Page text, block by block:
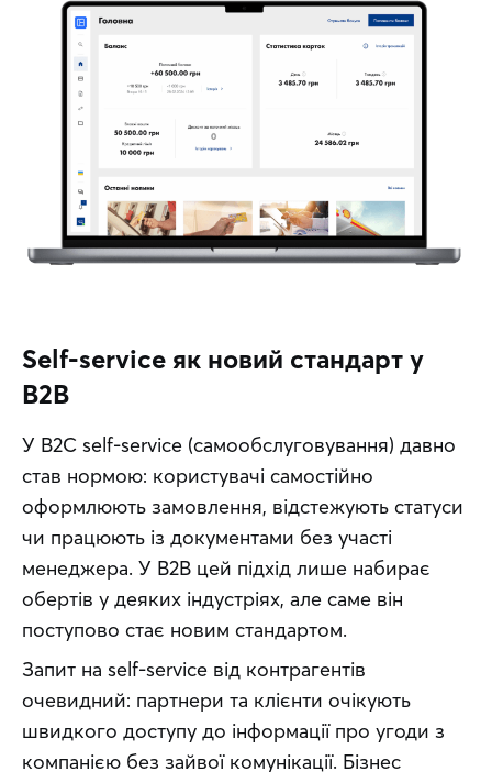
Self-service як новий стандарт у
B2B
У B2C self-service (самообслуговування) давно
став нормою: користувачі самостійно
оформлюють замовлення, відстежують статуси
чи працюють із документами без участі
менеджера. У B2B цей підхід лише набирає
обертів у деяких індустріях, але саме він
поступово стає новим стандартом.
Запит на self-service від контрагентів
очевидний: партнери та клієнти очікують
швидкого доступу до інформації про угоди з
компанією без зайвої комунікації. Бізнес